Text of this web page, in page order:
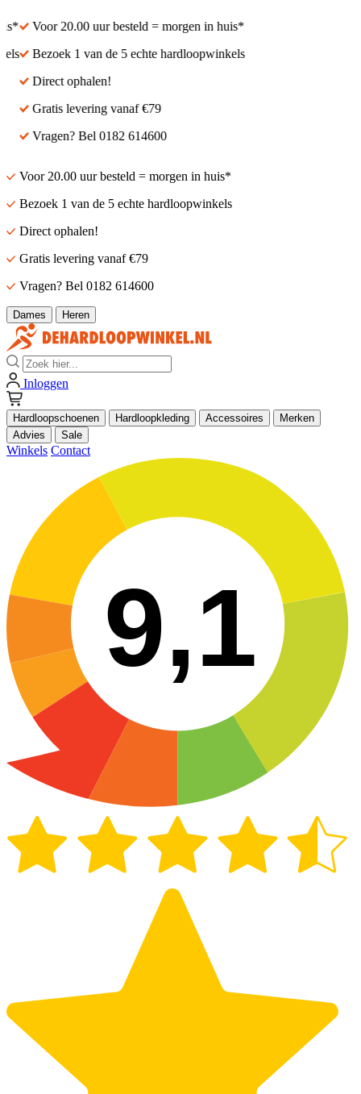
Voor 20.00 uur besteld = morgen in huis*
Bezoek 1 van de 5 echte hardloopwinkels
Direct ophalen!
Gratis levering vanaf €79
Vragen? Bel 0182 614600
Voor 20.00 uur besteld = morgen in huis*
Bezoek 1 van de 5 echte hardloopwinkels
Direct ophalen!
Gratis levering vanaf €79
Vragen? Bel 0182 614600
Dames Heren
Zoek
Inloggen
Hardloopschoenen Hardloopkleding Accessoires
Merken
Advies
Sale
Winkels Contact
9,1